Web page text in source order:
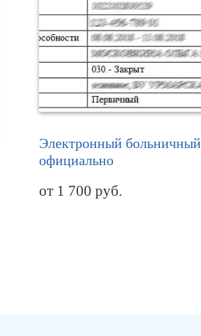
Электронный больничный
официально
от 1 700 руб.